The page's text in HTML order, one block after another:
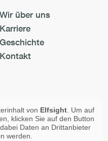
Wir über uns
Karriere
Geschichte
Kontakt
von Elfsight . Um auf
klicken Sie auf den Button
Daten an Drittanbieter
werden.